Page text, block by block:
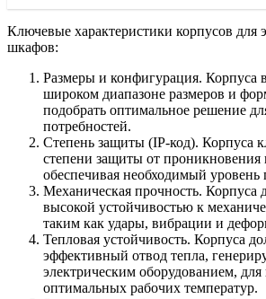
Ключевые характеристики корпусов для
шкафов:
Размеры и конфигурация. Корпуса
широком диапазоне размеров и
подобрать оптимальное решение
потребностей.
Степень защиты (IP-код). Корпуса
степени защиты от проникновения
обеспечивая необходимый уровень
Механическая прочность. Корпуса
высокой устойчивостью к
таким как удары, вибрации и
Тепловая устойчивость. Корпуса
эффективный отвод тепла,
электрическим оборудованием,
оптимальных рабочих температур.